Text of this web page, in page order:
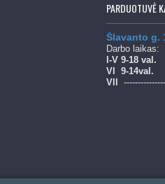
PARDUOTUVĖ
Šlavanto g.
Darbo laikas:
l-V 9-18 val.
Vl
9-14val.
Vll